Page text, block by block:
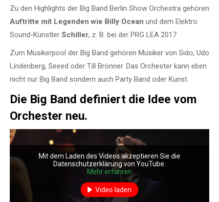
Zu den Highlights der Big Band Berlin Show Orchestra gehören
Auftritte mit Legenden wie Billy Ocean und dem Elektro
Sound-Künstler Schiller, z. B. bei der PRG LEA 2017
Zum Musikerpool der Big Band gehören Musiker von Sido, Udo
Lindenberg, Seeed oder Till Brönner. Das Orchester kann eben
nicht nur Big Band sondern auch Party Band oder Kunst.
Die Big Band definiert die Idee vom
Orchester neu.
Mit dem Laden des Videos akzeptieren Sie die
Datenschutzerklärung von YouTube.
Mehr erfahren
Video laden